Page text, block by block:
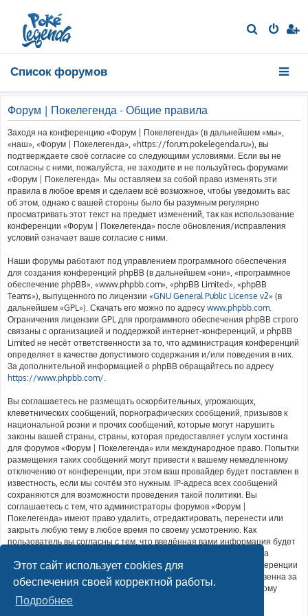
Этот сайт использует cookies для
обеспечения своей корректной работы.
Подробнее
к
Список форумов
Форум | Покелегенда - Общие правила
Заходя на конференцию «Форум | Покелегенда» (в дальнейшем «мы»,
«наш», «Форум | Покелегенда», «https://forum.pokelegenda.ru»), вы
подтверждаете своё согласие со следующими условиями. Если вы не
согласны с ними, пожалуйста, не заходите и не пользуйтесь форумами
«Форум | Покелегенда». Мы оставляем за собой право изменять эти
правила в любое время и сделаем всё возможное, чтобы уведомить вас
об этом, однако с вашей стороны было бы разумным регулярно
просматривать этот текст на предмет изменений, так как использование
конференции «Форум | Покелегенда» после обновления/исправления
условий означает ваше согласие с ними.
Наши форумы работают под управлением программного обеспечения
для создания конференций phpBB (в дальнейшем «они», «программное
обеспечение phpBB», «www.phpbb.com», «phpBB Limited», «phpBB
Teams»), выпущенного по лицензии «GNU General Public License v2» (в
дальнейшем «GPL»). Скачать его можно по адресу www.phpbb.com.
Ограничения лицензии GPL для программного обеспечения phpBB строго
связаны с организацией и поддержкой интернет-конференций, и phpBB
Limited не несёт ответственности за то, что администрация конференций
определяет в качестве допустимого содержания и/или поведения в них.
За дополнительной информацией о phpBB обращайтесь по адресу
https://www.phpbb.com/.
Вы соглашаетесь не размещать оскорбительных, угрожающих,
клеветнических сообщений, порнографических сообщений, призывов к
национальной розни и прочих сообщений, которые могут нарушить
законы вашей страны, страны, которая предоставляет услуги хостинга
для форумов «Форум | Покелегенда» или международное право. Попытки
размещения таких сообщений могут привести к вашему немедленному
отключению от конференции, при этом ваш провайдер будет поставлен в
известность, если мы сочтём это нужным. IP-адреса всех сообщений
сохраняются для возможности проведения такой политики. Вы
соглашаетесь с тем, что администраторы форумов «Форум |
Покелегенда» имеют право удалить, отредактировать, перенести или
закрыть любую тему в любое время по своему усмотрению. Как
пользователь вы согласны с тем, что введённая вами информация будет
храниться в базе данных. Хотя эта информация не будет открыта
третьим лицам без вашего разрешения, ни администрация конференции
«Форум | Покелегенда», ни phpBB Limited не может быть ответственна за
действия хакеров, которые могут привести к несанкционированному
доступу к ней.